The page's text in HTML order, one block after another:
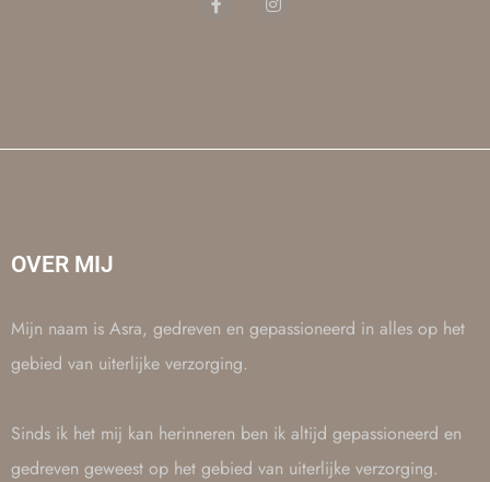
OVER MIJ
Mijn naam is Asra, gedreven en gepassioneerd in alles op het
gebied van uiterlijke verzorging.
Sinds ik het mij kan herinneren ben ik altijd gepassioneerd en
gedreven geweest op het gebied van uiterlijke verzorging.